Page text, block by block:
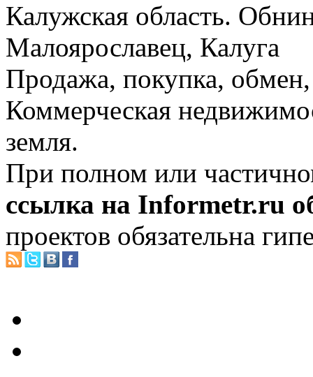
Калужская область.
Малоярославец, Калуга
Продажа, покупка, обмен,
Коммерческая
земля.
При полном или
ссылка на Informetr.ru
проектов обязательна